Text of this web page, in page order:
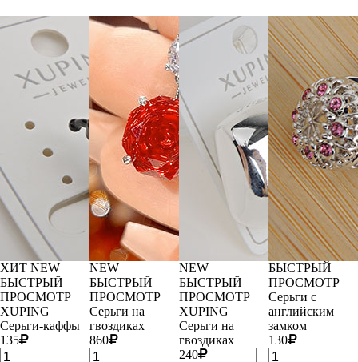
ХИТ NEW
БЫСТРЫЙ
ПРОСМОТР
XUPING
Серьги-каффы
135
NEW
БЫСТРЫЙ
ПРОСМОТР
Серьги на
гвоздиках
860
NEW
БЫСТРЫЙ
ПРОСМОТР
XUPING
Серьги на
гвоздиках
240
БЫСТРЫЙ
ПРОСМОТР
Серьги с
английским
замком
130